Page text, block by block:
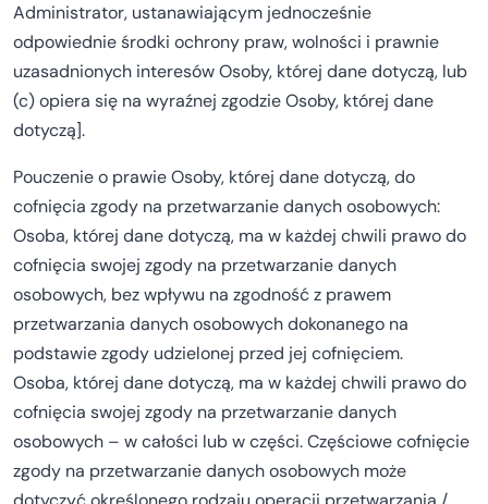
Administrator, ustanawiającym jednocześnie
odpowiednie środki ochrony praw, wolności i prawnie
uzasadnionych interesów Osoby, której dane dotyczą, lub
(c) opiera się na wyraźnej zgodzie Osoby, której dane
dotyczą].
Pouczenie o prawie Osoby, której dane dotyczą, do
cofnięcia zgody na przetwarzanie danych osobowych:
Osoba, której dane dotyczą, ma w każdej chwili prawo do
cofnięcia swojej zgody na przetwarzanie danych
osobowych, bez wpływu na zgodność z prawem
przetwarzania danych osobowych dokonanego na
podstawie zgody udzielonej przed jej cofnięciem.
Osoba, której dane dotyczą, ma w każdej chwili prawo do
cofnięcia swojej zgody na przetwarzanie danych
osobowych – w całości lub w części. Częściowe cofnięcie
zgody na przetwarzanie danych osobowych może